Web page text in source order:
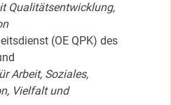
Qualitätsentwicklung,
(OE QPK) des
Arbeit, Soziales,
Vielfalt und